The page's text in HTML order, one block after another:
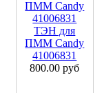
ТЭН для
ПММ Candy
41006831
800.00 руб